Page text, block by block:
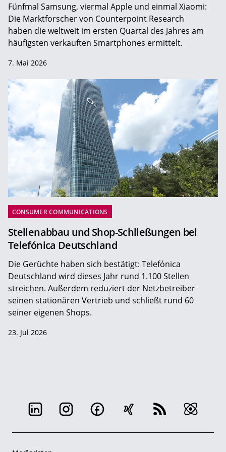
Fünfmal Samsung, viermal Apple und einmal Xiaomi:
Die Marktforscher von Counterpoint Research
haben die weltweit im ersten Quartal des Jahres am
häufigsten verkauften Smartphones ermittelt.
7. Mai 2026
CONSUMER COMMUNICATIONS
Stellenabbau und Shop-Schließungen bei
Telefónica Deutschland
Die Gerüchte haben sich bestätigt: Telefónica
Deutschland wird dieses Jahr rund 1.100 Stellen
streichen. Außerdem reduziert der Netzbetreiber
seinen stationären Vertrieb und schließt rund 60
seiner eigenen Shops.
23. Jul 2026